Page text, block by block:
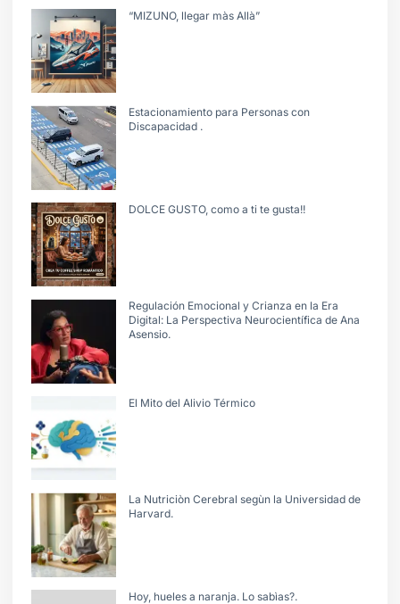
“MIZUNO, llegar màs Allà”
Estacionamiento para Personas con
Discapacidad .
DOLCE GUSTO, como a ti te gusta!!
Regulación Emocional y Crianza en la Era
Digital: La Perspectiva Neurocientífica de Ana
Asensio.
El Mito del Alivio Térmico
La Nutriciòn Cerebral segùn la Universidad de
Harvard.
Hoy, hueles a naranja. Lo sabìas?.